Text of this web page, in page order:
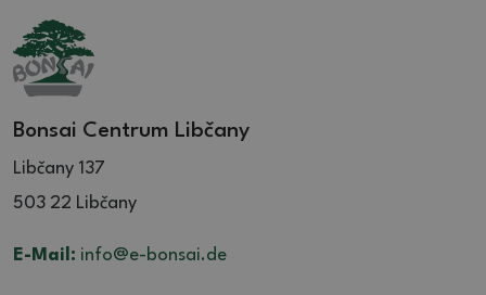
Bonsai Centrum Libčany
Libčany 137
503 22 Libčany
E-Mail: info@e-bonsai.de